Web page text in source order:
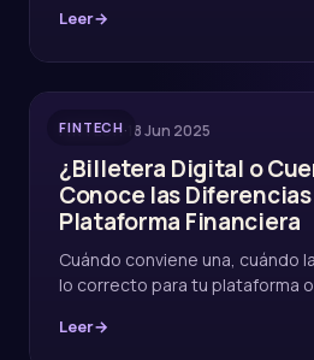
Leer→
FINTECH
FINTECH · 18 Jun 2025
¿Billetera Digital o
Conoce las
Plataforma Financiera
Cuándo conviene una, cuándo
lo correcto para tu plataforma o
Leer→